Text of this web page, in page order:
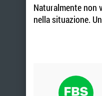
Naturalmente non
nella situazione.